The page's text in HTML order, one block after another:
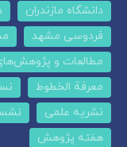
دانشگاه مازندران
فردوسی مشهد
مطالعات و
معرفة الخطوط
نشریه علمی
هفته پژوهش